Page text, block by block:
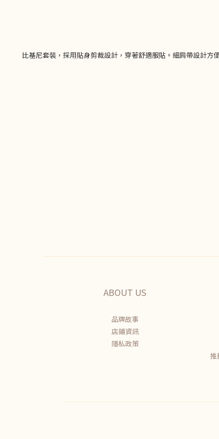
比基尼套裝，採用貼身剪裁設計，穿著舒適服貼。細肩帶設計
ABOUT US
品牌故事
店鋪資訊
隱私政策
推